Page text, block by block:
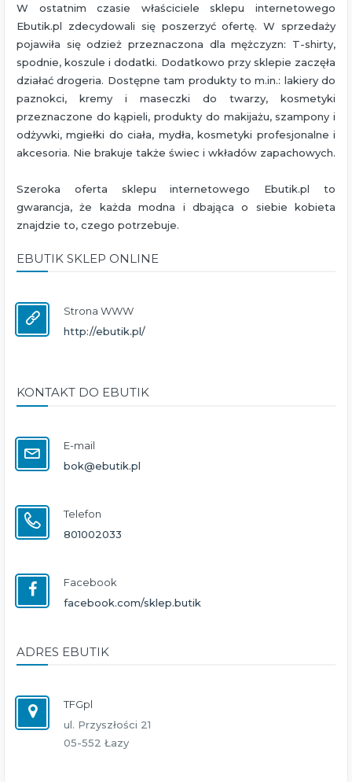
W ostatnim czasie właściciele sklepu internetowego
Ebutik.pl zdecydowali się poszerzyć ofertę. W sprzedaży
pojawiła się odzież przeznaczona dla mężczyzn: T-shirty,
spodnie, koszule i dodatki. Dodatkowo przy sklepie zaczęła
działać drogeria. Dostępne tam produkty to m.in.: lakiery do
paznokci, kremy i maseczki do twarzy, kosmetyki
przeznaczone do kąpieli, produkty do makijażu, szampony i
odżywki, mgiełki do ciała, mydła, kosmetyki profesjonalne i
akcesoria. Nie brakuje także świec i wkładów zapachowych.
Szeroka oferta sklepu internetowego Ebutik.pl to
gwarancja, że każda modna i dbająca o siebie kobieta
znajdzie to, czego potrzebuje.
EBUTIK SKLEP ONLINE
Strona WWW
http://ebutik.pl/
KONTAKT DO EBUTIK
E-mail
bok@ebutik.pl
Telefon
801002033
Facebook
facebook.com/sklep.butik
ADRES EBUTIK
TFGpl
ul. Przyszłości 21
05-552 Łazy